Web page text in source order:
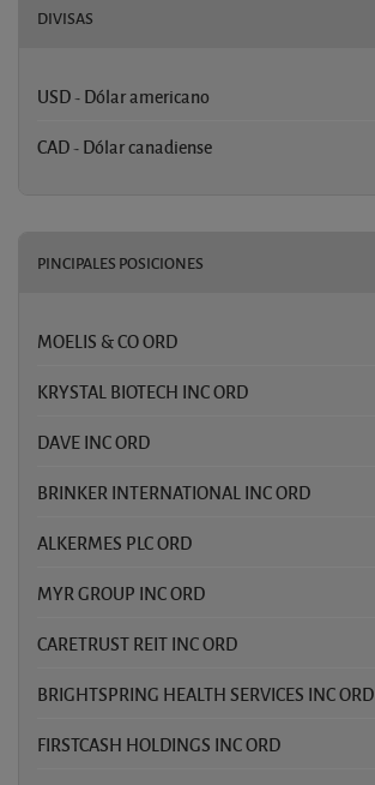
DIVISAS
USD - Dólar americano
CAD - Dólar canadiense
PINCIPALES POSICIONES
MOELIS & CO ORD
KRYSTAL BIOTECH INC ORD
DAVE INC ORD
BRINKER INTERNATIONAL INC ORD
ALKERMES PLC ORD
MYR GROUP INC ORD
CARETRUST REIT INC ORD
BRIGHTSPRING HEALTH SERVICES INC ORD
FIRSTCASH HOLDINGS INC ORD